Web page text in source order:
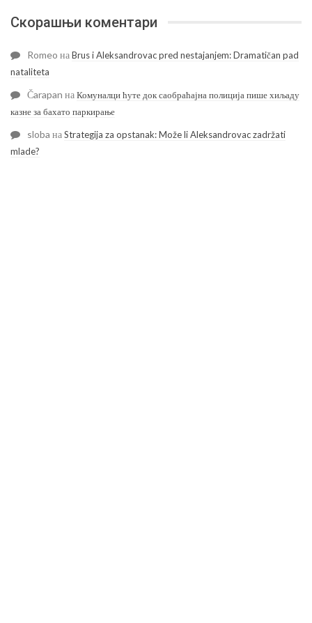
Скорашњи коментари
Romeo наBrus i Aleksandrovac pred nestajanjem: Dramatičan pad
nataliteta
Čarapan наКомуналци ћуте док саобраћајна полиција пише хиљаду
казне за бахато паркирање
sloba наStrategija za opstanak: Može li Aleksandrovac zadržati
mlade?